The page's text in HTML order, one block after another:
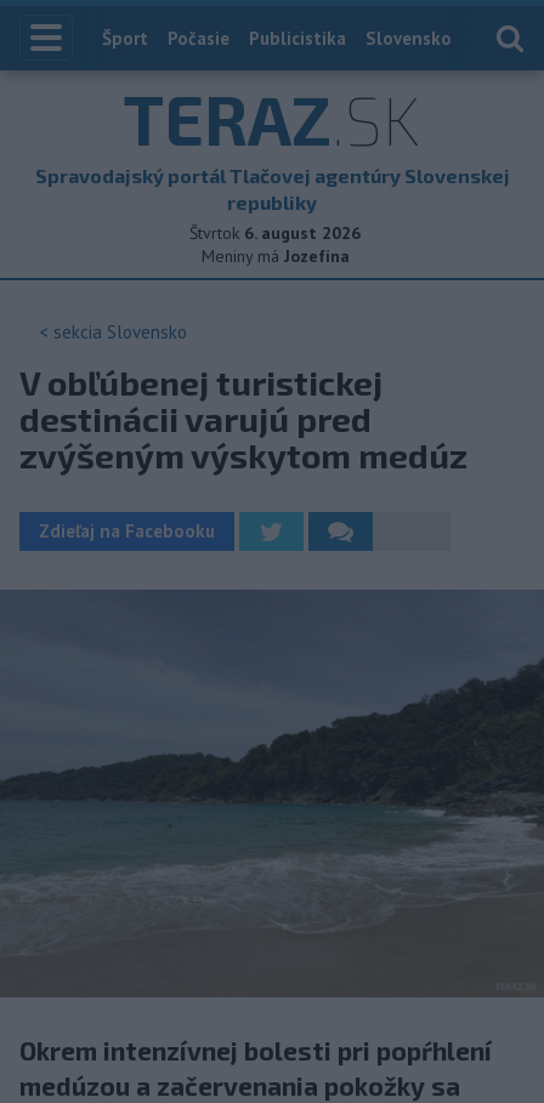
Index
Šport Počasie Publicistika Slovensko
TERAZ.SK
Spravodajský portál Tlačovej agentúry Slovenskej
republiky
Štvrtok 6. august 2026
Meniny má Jozefína
< sekcia Slovensko
V obľúbenej turistickej
destinácii varujú pred
zvýšeným výskytom medúz
Zdieľaj na Facebooku
Okrem intenzívnej bolesti pri popŕhlení
medúzou a začervenania pokožky sa